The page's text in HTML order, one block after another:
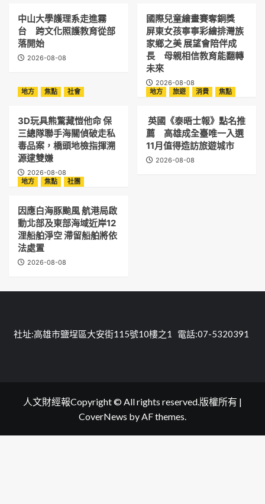
中山大學護理系走進霧
台 跨文化照護教育從部
落開始
2026-08-08
國際兒童繪畫賽奪銅獎
屏東女孩寧寧彩繪排灣族
家鄉之美 展望會陪伴成
長 母親相信教育能翻轉
未來
2026-08-08
地方
焦點 社會
3D玩具熊驚藏愷他命 保
三總隊聯手海關偵破走私
毒品案，橋頭地檢指揮溯
源逮雙嫌
2026-08-08
地方 旅遊 消費 焦點
英國《泰晤士報》點名推
薦 高雄成全臺唯一入選
11月值得造訪旅遊城市
2026-08-08
地方 焦點 社團
因應白海豚颱風 航港局啟
動北部及東部海域近岸12
浬船舶淨空 滯留船舶將依
法處置
2026-08-08
社址:高雄市鹽埕區大安街115號10樓之1 電話:07-5320391
人文財經報Copyright © All rights reserved.版權所有 |
CoverNews by AF themes.